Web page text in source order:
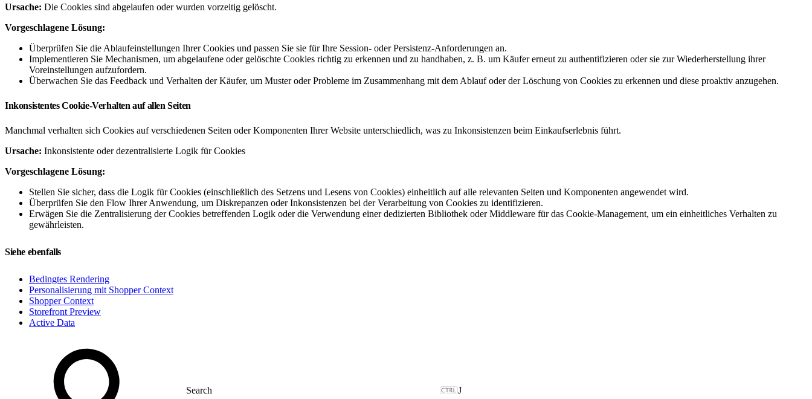
Ursache: Die Cookies sind abgelaufen oder wurden vorzeitig gelöscht.
Vorgeschlagene Lösung:
Überprüfen Sie die Ablaufeinstellungen Ihrer Cookies und passen Sie sie für Ihre Session- oder Persistenz-Anforderungen an.
Implementieren Sie Mechanismen, um abgelaufene oder gelöschte Cookies richtig zu erkennen und zu handhaben, z. B. um Käufer erneut zu authentifizieren oder sie zur Wiederherstellung ihrer
Voreinstellungen aufzufordern.
Überwachen Sie das Feedback und Verhalten der Käufer, um Muster oder Probleme im Zusammenhang mit dem Ablauf oder der Löschung von Cookies zu erkennen und diese proaktiv anzugehen.
Inkonsistentes Cookie-Verhalten auf allen Seiten
Manchmal verhalten sich Cookies auf verschiedenen Seiten oder Komponenten Ihrer Website unterschiedlich, was zu Inkonsistenzen beim Einkaufserlebnis führt.
Ursache: Inkonsistente oder dezentralisierte Logik für Cookies
Vorgeschlagene Lösung:
Stellen Sie sicher, dass die Logik für Cookies (einschließlich des Setzens und Lesens von Cookies) einheitlich auf alle relevanten Seiten und Komponenten angewendet wird.
Überprüfen Sie den Flow Ihrer Anwendung, um Diskrepanzen oder Inkonsistenzen bei der Verarbeitung von Cookies zu identifizieren.
Erwägen Sie die Zentralisierung der Cookies betreffenden Logik oder die Verwendung einer dedizierten Bibliothek oder Middleware für das Cookie-Management, um ein einheitliches Verhalten zu
gewährleisten.
Siehe ebenfalls
Bedingtes Rendering
Personalisierung mit Shopper Context
Shopper Context
Storefront Preview
Active Data
J